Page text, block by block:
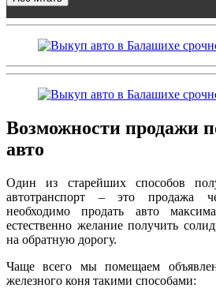
Возможности продажи
авто
Один из старейших способов
автотранспорт – это продажа
необходимо продать авто
естественно желание получить
на обратную дорогу.
Чаще всего мы помещаем
железного коня такими способами: